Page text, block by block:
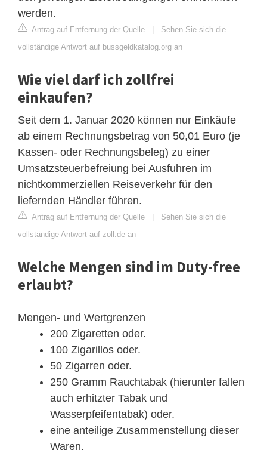
werden.
Antrag auf Entfernung der Quelle | Sehen Sie sich die
vollständige Antwort auf bussgeldkatalog.org an
Wie viel darf ich zollfrei
einkaufen?
Seit dem 1. Januar 2020 können nur Einkäufe
ab einem Rechnungsbetrag von 50,01 Euro (je
Kassen- oder Rechnungsbeleg) zu einer
Umsatzsteuerbefreiung bei Ausfuhren im
nichtkommerziellen Reiseverkehr für den
liefernden Händler führen.
Antrag auf Entfernung der Quelle | Sehen Sie sich die
vollständige Antwort auf zoll.de an
Welche Mengen sind im Duty-free
erlaubt?
Mengen- und Wertgrenzen
200 Zigaretten oder.
100 Zigarillos oder.
50 Zigarren oder.
250 Gramm Rauchtabak (hierunter fallen
auch erhitzter Tabak und
Wasserpfeifentabak) oder.
eine anteilige Zusammenstellung dieser
Waren.